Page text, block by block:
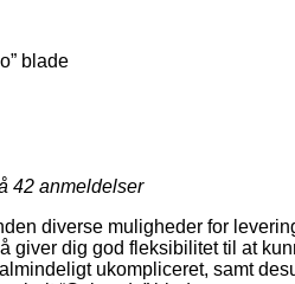
blade
42 anmeldelser
diverse muligheder for
giver dig god fleksibilitet til at
ukompliceret, samt